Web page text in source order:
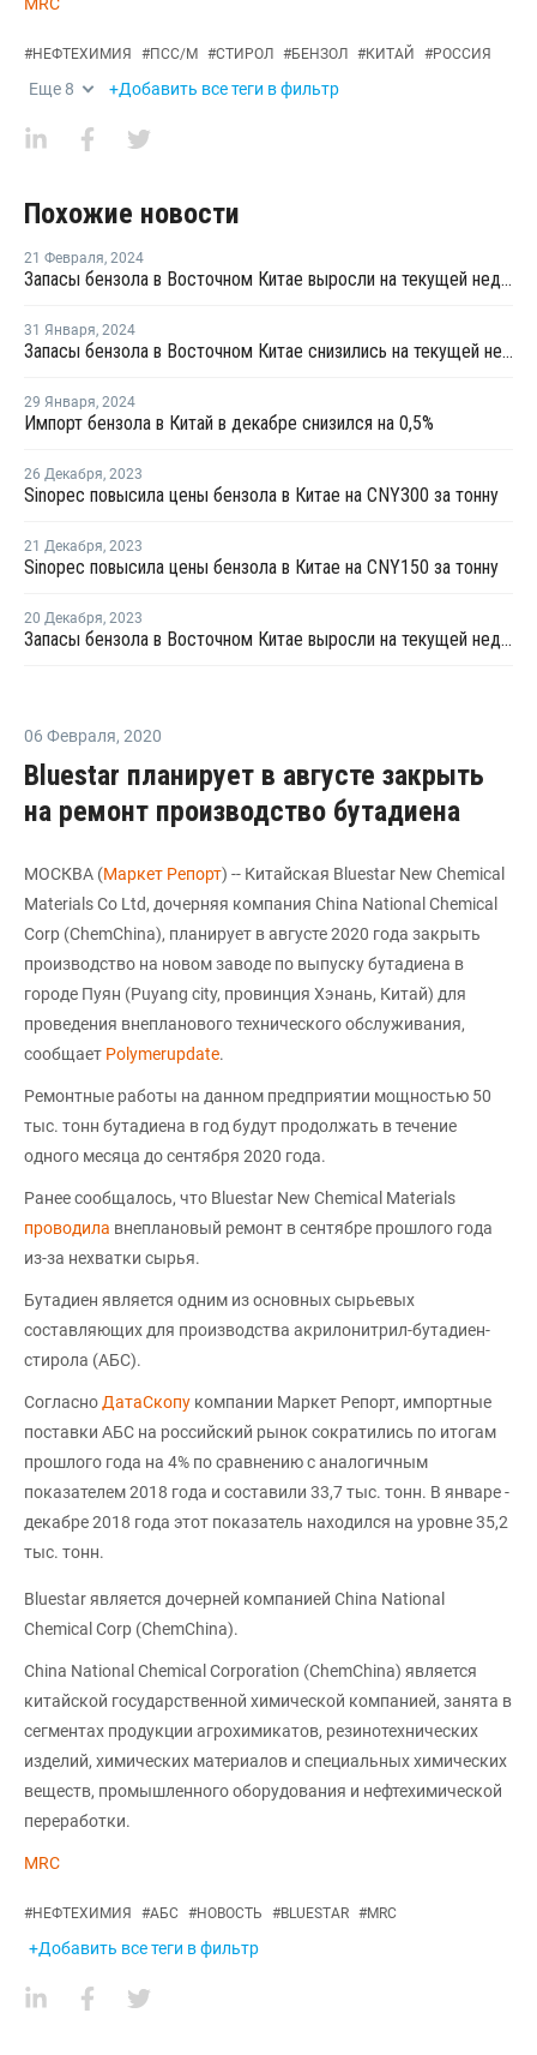
#НЕФТЕХИМИЯ #ПСС/М #СТИРОЛ #БЕНЗОЛ #КИТАЙ #РОССИЯ
Еще 8 +Добавить все теги в фильтр
Похожие новости
21 Февраля, 2024
Запасы бензола в Восточном Китае выросли на текущей неделе
31 Января, 2024
Запасы бензола в Восточном Китае снизились на текущей неделе
29 Января, 2024
Импорт бензола в Китай в декабре снизился на 0,5%
26 Декабря, 2023
Sinopec повысила цены бензола в Китае на CNY300 за тонну
21 Декабря, 2023
Sinopec повысила цены бензола в Китае на CNY150 за тонну
20 Декабря, 2023
Запасы бензола в Восточном Китае выросли на текущей неделе
06 Февраля, 2020
Bluestar планирует в августе закрыть
на ремонт производство бутадиена
МОСКВА (Маркет Репорт) -- Китайская Bluestar New Chemical
Materials Co Ltd, дочерняя компания China National Chemical
Corp (ChemChina), планирует в августе 2020 года закрыть
производство на новом заводе по выпуску бутадиена в
городе Пуян (Puyang city, провинция Хэнань, Китай) для
проведения внепланового технического обслуживания,
сообщает Polymerupdate.
Ремонтные работы на данном предприятии мощностью 50
тыс. тонн бутадиена в год будут продолжать в течение
одного месяца до сентября 2020 года.
Ранее сообщалось, что Bluestar New Chemical Materials
проводила внеплановый ремонт в сентябре прошлого года
из-за нехватки сырья.
Бутадиен является одним из основных сырьевых
составляющих для производства акрилонитрил-бутадиен-
стирола (АБС).
Согласно ДатаСкопу компании Маркет Репорт, импортные
поставки АБС на российский рынок сократились по итогам
прошлого года на 4% по сравнению с аналогичным
показателем 2018 года и составили 33,7 тыс. тонн. В январе -
декабре 2018 года этот показатель находился на уровне 35,2
тыс. тонн.
Bluestar является дочерней компанией China National
Chemical Corp (ChemChina).
China National Chemical Corporation (ChemChina) является
китайской государственной химической компанией, занята в
сегментах продукции агрохимикатов, резинотехнических
изделий, химических материалов и специальных химических
веществ, промышленного оборудования и нефтехимической
переработки.
MRC
#НЕФТЕХИМИЯ #АБС #НОВОСТЬ #BLUESTAR #MRC
+Добавить все теги в фильтр